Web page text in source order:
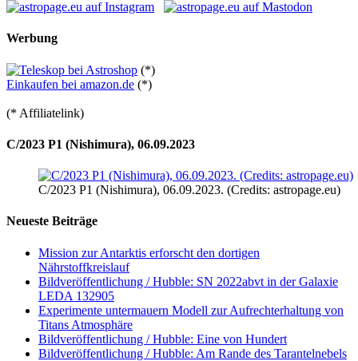
Werbung
(*)
Einkaufen bei amazon.de (*)
(* Affiliatelink)
C/2023 P1 (Nishimura), 06.09.2023
C/2023 P1 (Nishimura), 06.09.2023. (Credits: astropage.eu)
Neueste Beiträge
Mission zur Antarktis erforscht den dortigen
Nährstoffkreislauf
Bildveröffentlichung / Hubble: SN 2022abvt in der Galaxie
LEDA 132905
Experimente untermauern Modell zur Aufrechterhaltung von
Titans Atmosphäre
Bildveröffentlichung / Hubble: Eine von Hundert
Bildveröffentlichung / Hubble: Am Rande des Tarantelnebels